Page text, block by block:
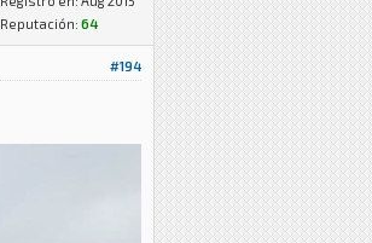
Reputación: 64
#194